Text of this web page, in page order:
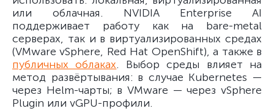
или облачная. NVIDIA Enterprise AI
поддерживает работу как на bare-metal
серверах, так и в виртуализированных средах
(VMware vSphere, Red Hat OpenShift), а также в
публичных облаках. Выбор среды влияет на
метод развёртывания: в случае Kubernetes —
через Helm-чарты; в VMware — через vSphere
Plugin или vGPU-профили.